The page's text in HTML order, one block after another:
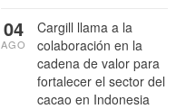
Cargill llama a la
colaboración en la
cadena de valor para
fortalecer el sector del
cacao en Indonesia
04
AGO